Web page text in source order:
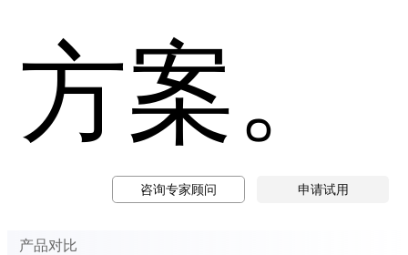
方案。
咨询专家顾问 申请试用
产品对比